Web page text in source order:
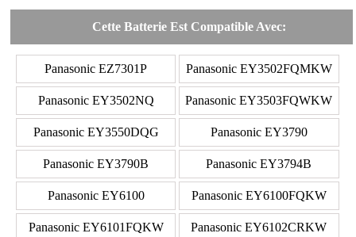
Cette Batterie Est Compatible Avec:
Panasonic EZ7301P Panasonic EY3502FQMKW
Panasonic EY3502NQ Panasonic EY3503FQWKW
Panasonic EY3550DQG Panasonic EY3790
Panasonic EY3790B Panasonic EY3794B
Panasonic EY6100 Panasonic EY6100FQKW
Panasonic EY6101FQKW Panasonic EY6102CRKW